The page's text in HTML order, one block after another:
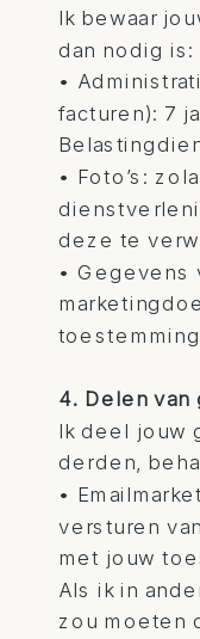
Ik bewaar
dan nodig is:
•
facturen): 7
• Foto’s:
deze te
• Gegevens
4. Delen
Ik deel jouw
derden,
•
versturen
met jouw
Als ik in
zou moeten